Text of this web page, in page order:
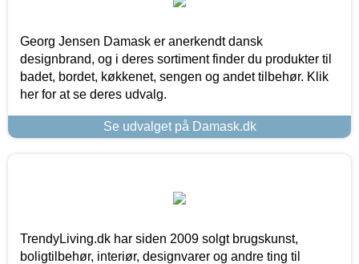
Georg Jensen Damask er anerkendt dansk
designbrand, og i deres sortiment finder du produkter til
badet, bordet, køkkenet, sengen og andet tilbehør. Klik
her for at se deres udvalg.
Se udvalget på Damask.dk
TrendyLiving.dk har siden 2009 solgt brugskunst,
boligtilbehør, interiør, designvarer og andre ting til